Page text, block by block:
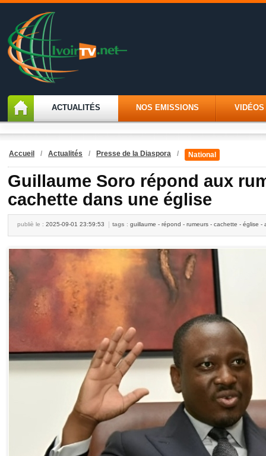
ACTUALITÉS NOS EMISSIONS VIDÉOS
Accueil / Actualités / Presse de la Diaspora / National
Guillaume Soro répond aux
cachette dans une église
publiè le : 2025-09-01 23:59:53 tags : guillaume - répond - rumeurs - cachette - église -